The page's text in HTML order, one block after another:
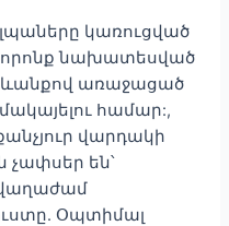
կառուցված
որոնք նախատեսված
առաջացած
համար:,
վարդակի
են՝
վաղաժամ
Օպտիմալ